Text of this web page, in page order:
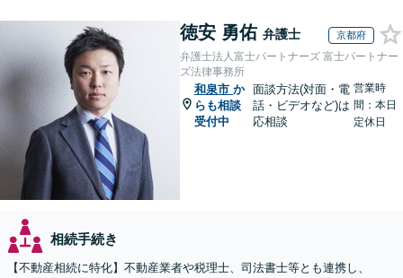
徳安 勇佑 弁護士 京都府
弁護士法人富士パートナーズ 富士パートナー
ズ法律事務所
和泉市 か
らも相談
受付中
面談方法(対面・電
話・ビデオなど)は
応相談
営業時
間：本日
定休日
相続手続き
【不動産相続に特化】不動産業者や税理士、司法書士等とも連携し、